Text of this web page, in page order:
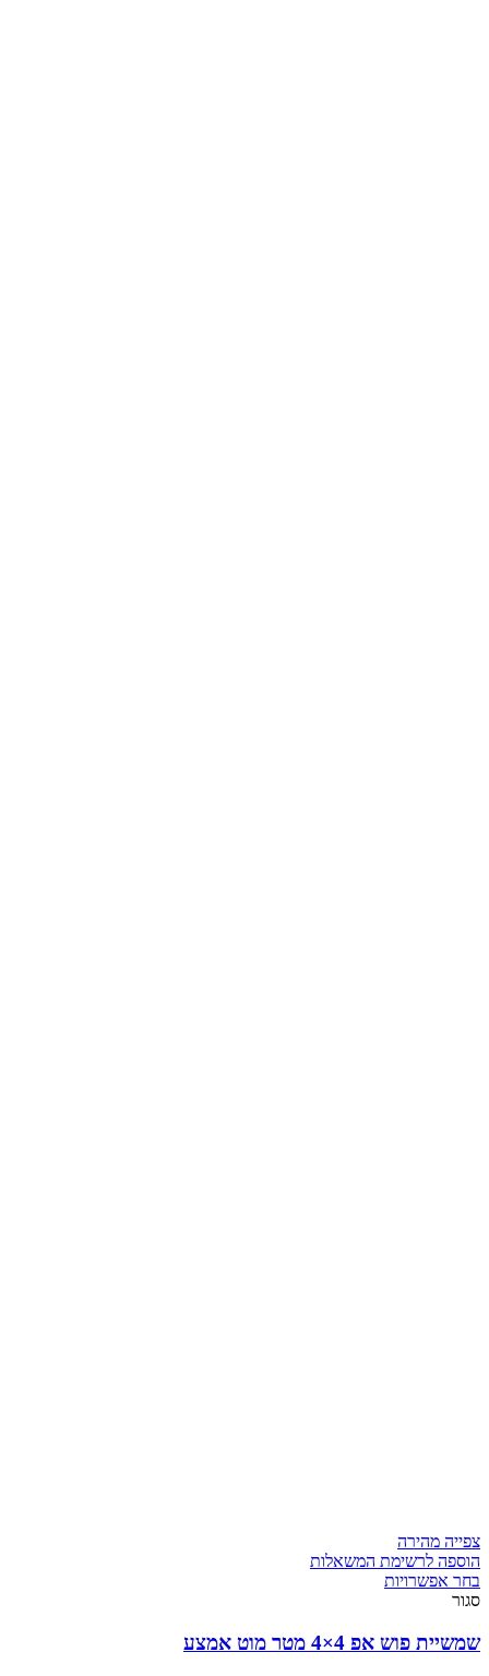
צפייה מהירה
הוספה לרשימת המשאלות
בחר אפשרויות
סגור
שמשיית פוש אפ 4×4 מטר מוט אמצע